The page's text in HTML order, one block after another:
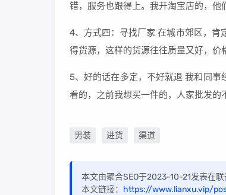
错，服务也跟得上。我开淘宝店的，他
4、方式四：寻找厂家 在城市郊区，肯
得货源，这样的货源往往质量又好，价
5、好的话在多定，不好就退 我和同事
看的，之前我想买一件的，人家批发的
男装 进货 渠道
本文由聚合SEO于2023-10-21发表在
本文链接： https://www.lianxu.vip/